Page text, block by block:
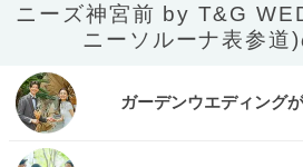
ニーズ神宮前 by T&G
ニーソルーナ表参道
ガーデンウエディング